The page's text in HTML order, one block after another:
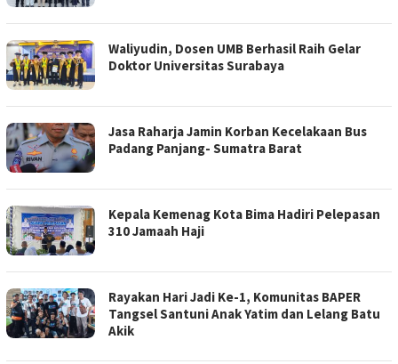
Waliyudin, Dosen UMB Berhasil Raih Gelar
Doktor Universitas Surabaya
Jasa Raharja Jamin Korban Kecelakaan Bus
Padang Panjang- Sumatra Barat
Kepala Kemenag Kota Bima Hadiri Pelepasan
310 Jamaah Haji
Rayakan Hari Jadi Ke-1, Komunitas BAPER
Tangsel Santuni Anak Yatim dan Lelang Batu
Akik